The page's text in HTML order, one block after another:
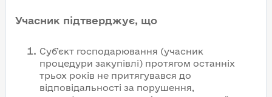
Учасник підтверджує, що
Суб’єкт господарювання (учасник
процедури закупівлі) протягом останніх
трьох років не притягувався до
відповідальності за порушення,